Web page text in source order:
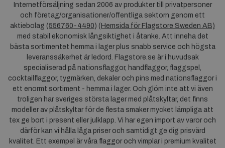
Internetförsäljning sedan 2006 av produkter till privatpersoner
och företag/organisationer/offentliga sektorn genom ett
aktiebolag (556760-4490) ( Hemsida för Flagstore Sweden AB)
med stabil ekonomisk långsiktighet i åtanke. Att inneha det
bästa sortimentet hemma i lager plus snabb service och högsta
leveranssäkerhet är ledord. Flagstore.se är i huvudsak
specialiserad på nationsflaggor, handflaggor, flaggspel,
cocktailflaggor, tygmärken, dekaler och pins med nationsflaggor i
ett enormt sortiment - hemma i lager. Och glöm inte att vi även
troligen har sveriges största lager med plåtskyltar, det finns
modeller av plåtskyltar för de flesta smaker mycket lämpliga att
tex ge bort i present eller julklapp. Vi har egen import av varor och
därför kan vi hålla låga priser och samtidigt ge dig prisvärd
kvalitet. Ett exempel är våra flaggor och vimplar i premium kvalitet